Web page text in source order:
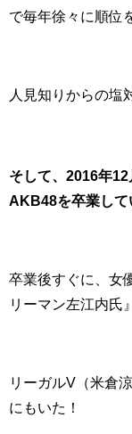
で毎年徐々に順位
人見知りからの塩
そして、2016年
AKB48を卒業して
卒業後すぐに、女
リーマン左江内氏
リーガルV（米倉
にもいた！